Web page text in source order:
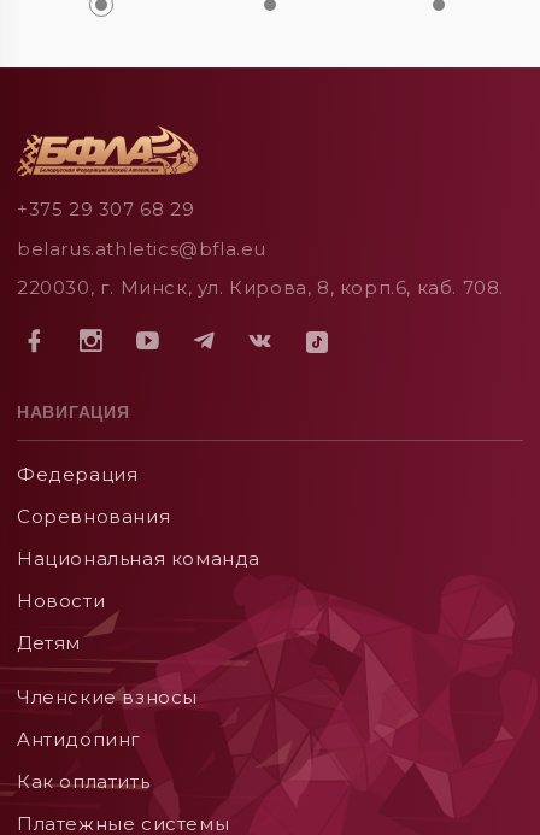
+375 29 307 68 29
belarus.athletics@bfla.eu
220030, г. Минск, ул. Кирова, 8, корп.6, каб. 708.
НАВИГАЦИЯ
Федерация
Соревнования
Национальная команда
Новости
Детям
Членские взносы
Aнтидопинг
Как оплатить
Платежные системы